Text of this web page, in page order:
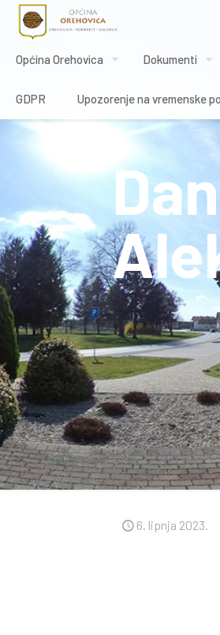
Općina Orehovica Dokumenti
GDPR Upozorenje na vremenske
6. lipnja 2023.